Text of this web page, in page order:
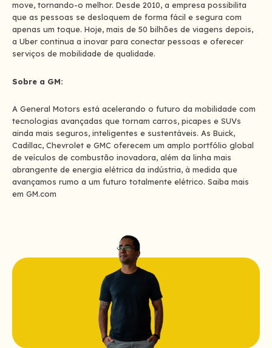
move, tornando-o melhor. Desde 2010, a empresa possibilita
que as pessoas se desloquem de forma fácil e segura com
apenas um toque. Hoje, mais de 50 bilhões de viagens depois,
a Uber continua a inovar para conectar pessoas e oferecer
serviços de mobilidade de qualidade.
Sobre a GM:
A General Motors está acelerando o futuro da mobilidade com
tecnologias avançadas que tornam carros, picapes e SUVs
ainda mais seguros, inteligentes e sustentáveis. As Buick,
Cadillac, Chevrolet e GMC oferecem um amplo portfólio global
de veículos de combustão inovadora, além da linha mais
abrangente de energia elétrica da indústria, à medida que
avançamos rumo a um futuro totalmente elétrico. Saiba mais
em GM.com